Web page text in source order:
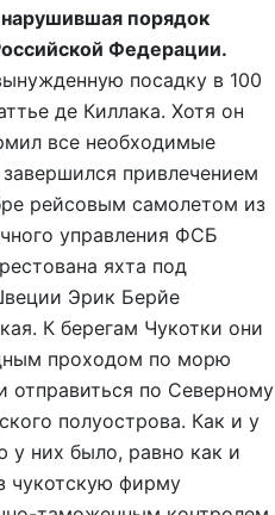
порядок
Федерации.
посадку в 100
де Киллака. Хотя он
все необходимые
привлечением
рейсовым самолетом из
управления ФСБ
яхта под
Эрик Берйе
К берегам Чукотки они
проходом по морю
отправиться по Северному
полуострова. Как и у
у них было, равно как и
чукотскую фирму